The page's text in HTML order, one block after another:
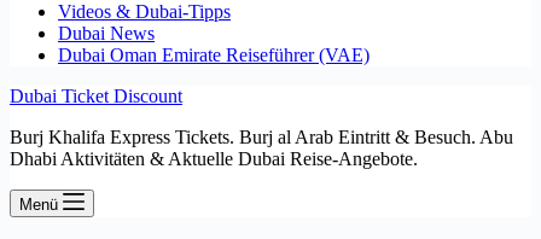
Videos & Dubai-Tipps
Dubai News
Dubai Oman Emirate Reiseführer (VAE)
Dubai Ticket Discount
Burj Khalifa Express Tickets. Burj al Arab Eintritt & Besuch. Abu
Dhabi Aktivitäten & Aktuelle Dubai Reise-Angebote.
Menü